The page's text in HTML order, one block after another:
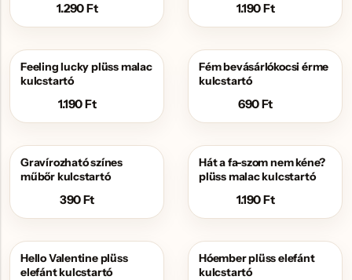
1.290Ft 1.190Ft
Feeling lucky plüss malac
kulcstartó
1.190Ft
Fém bevásárlókocsi érme
kulcstartó
690Ft
Gravírozható színes
műbőr kulcstartó
390Ft
Hát a fa-szom nem kéne?
plüss malac kulcstartó
1.190Ft
Hello Valentine plüss
elefánt kulcstartó
Hóember plüss elefánt
kulcstartó